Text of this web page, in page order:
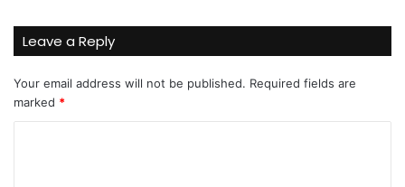
Leave a Reply
Your email address will not be published. Required fields are
marked *